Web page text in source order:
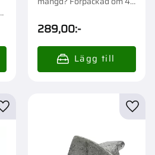
289,00:-
Lägg till i favoriter